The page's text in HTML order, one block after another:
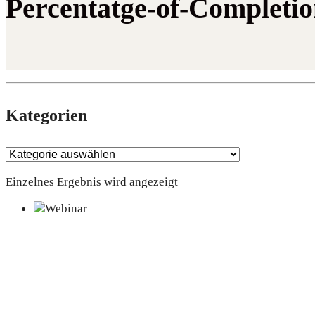
Percentatge-of-
Kate­go­rien
Einzelnes Ergebnis wird angezeigt